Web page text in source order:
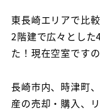
東長崎エリアで比
2階建で広々とした
た！現在空室です
長崎市内、時津町
産の売却・購入、